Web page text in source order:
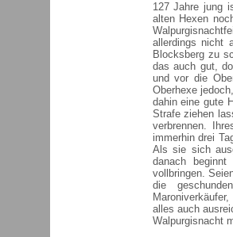
127 Jahre jung
alten Hexen
allerdings nicht
Blocksberg zu
das auch gut,
und vor die
Oberhexe
dahin eine gute
Strafe ziehen
verbrennen.
immerhin drei
Als sie sich
danach
vollbringen.
die
alles auch
Walpurgisnacht